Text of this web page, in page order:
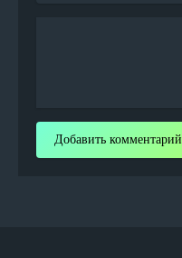
Добавить комментарий